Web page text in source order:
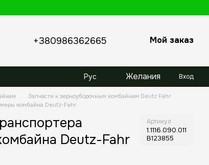
+380986362665 Мой заказ
Рус Желания Вход
Запчасти к зерноуборочным комбайнам Deutz Fahr
комбайна Deutz-Fahr
Deutz-Fahr
Артикул
1.1116.090.011
B123855